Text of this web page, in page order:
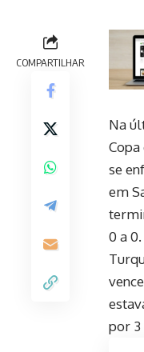
COMPARTILHAR
Na
se
em
0 a
por 3